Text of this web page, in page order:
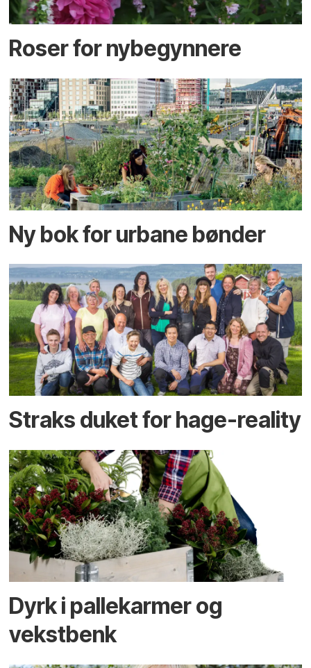
Roser for nybegynnere
Ny bok for urbane bønder
Straks duket for hage-reality
Dyrk i pallekarmer og
vekstbenk